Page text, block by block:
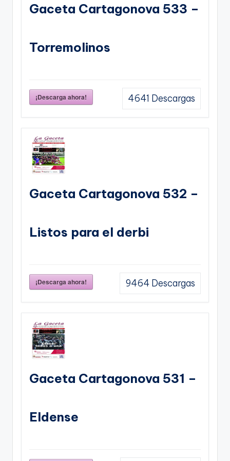
Gaceta Cartagonova 533 –
Torremolinos
¡Descarga ahora! 4641 Descargas
Gaceta Cartagonova 532 –
Listos para el derbi
¡Descarga ahora! 9464 Descargas
Gaceta Cartagonova 531 –
Eldense